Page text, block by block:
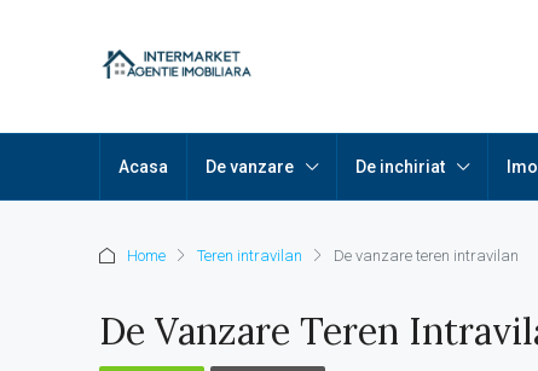
Acasa De vanzare De inchiriat
Home Teren intravilan De vanzare teren intravilan
De Vanzare Teren